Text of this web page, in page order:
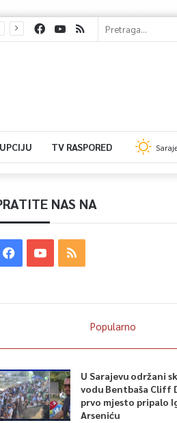
TV RASPORED
NAS NA
Popularno
U Sarajevu održani
vodu Bentbaša Cliff
prvo mjesto pripalo
Arseniću